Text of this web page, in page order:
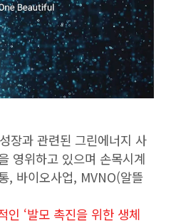
장과 관련된 그린에너지 사
영위하고 있으며 손목시계
, 바이오사업, MVNO(알뜰
인 ‘발모 촉진을 위한 생체